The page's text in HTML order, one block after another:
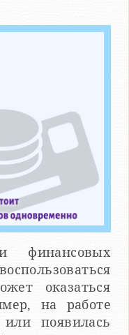
финансовых
оказаться
на работе
появилась